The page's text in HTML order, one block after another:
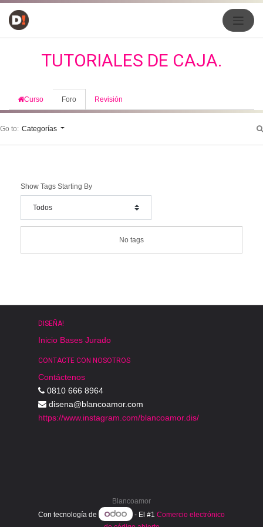
TUTORIALES DE CAJA.
Curso Foro Revisión
Go to: Categorías
Show Tags Starting By
No tags
DISEÑA!
Inicio Bases Jurado
CONTACTE CON NOSOTROS
Contáctenos
0810 666 8964
disena@blancoamor.com
https://www.instagram.com/blancoamor.dis/
Blancoamor
Con tecnología de
- El #1 Comercio electrónico